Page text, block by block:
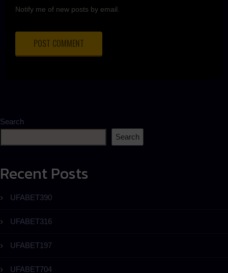
Notify me of new posts by email.
Search
Search
Recent Posts
UFABET390
UFABET316
UFABET197
UFABET704